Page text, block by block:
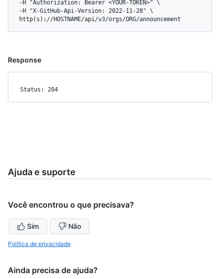
  http(s)://HOSTNAME/api/v3/orgs/ORG/announcement
Response
Status: 204
Ajuda e suporte
Você encontrou o que precisava?
Sim Não
Política de privacidade
Ainda precisa de ajuda?